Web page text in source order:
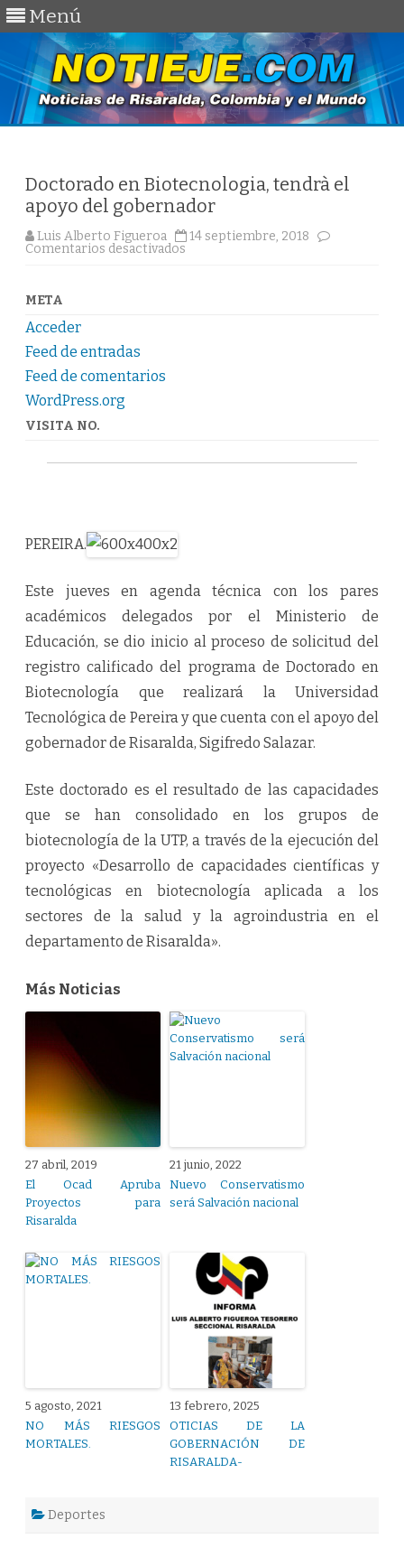
Menú
Doctorado en Biotecnologia, tendrà el
apoyo del gobernador
Luis Alberto Figueroa
14 septiembre, 2018
Comentarios desactivados
META
Acceder
Feed de entradas
Feed de comentarios
WordPress.org
VISITA NO.
PEREIRA.
Este jueves en agenda técnica con los pares
académicos delegados por el Ministerio de
Educación, se dio inicio al proceso de solicitud del
registro calificado del programa de Doctorado en
Biotecnología que realizará la Universidad
Tecnológica de Pereira y que cuenta con el apoyo del
gobernador de Risaralda, Sigifredo Salazar.
Este doctorado es el resultado de las capacidades
que se han consolidado en los grupos de
biotecnología de la UTP, a través de la ejecución del
proyecto «Desarrollo de capacidades científicas y
tecnológicas en biotecnología aplicada a los
sectores de la salud y la agroindustria en el
departamento de Risaralda».
Más Noticias
27 abril, 2019
El Ocad Apruba
Proyectos para
Risaralda
21 junio, 2022
Nuevo Conservatismo
será Salvación nacional
5 agosto, 2021
NO MÁS RIESGOS
MORTALES.
13 febrero, 2025
OTICIAS DE LA
GOBERNACIÓN DE
RISARALDA-
Deportes